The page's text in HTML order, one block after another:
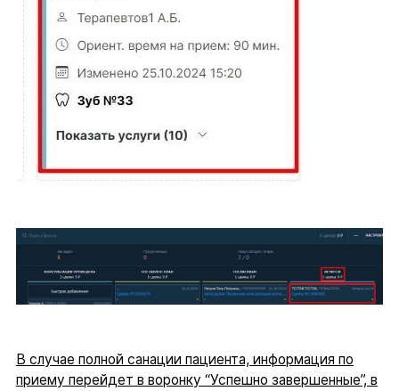
В случае полной санации пациента, информация по
приему перейдет в воронку “Успешно завершенные”, в